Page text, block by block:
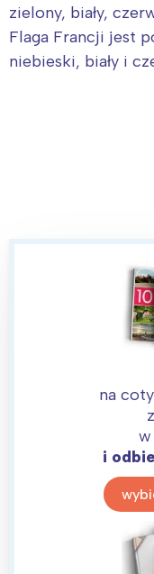
zielony, biały,
Flaga Francji jest
niebieski, biały i
na
i